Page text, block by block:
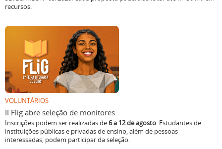
recursos.
VOLUNTÁRIOS
II Flig abre seleção de monitores
Inscrições podem ser realizadas de6 a 12 de agosto. Estudantes de
instituições públicas e privadas de ensino, além de pessoas
interessadas, podem participar da seleção.